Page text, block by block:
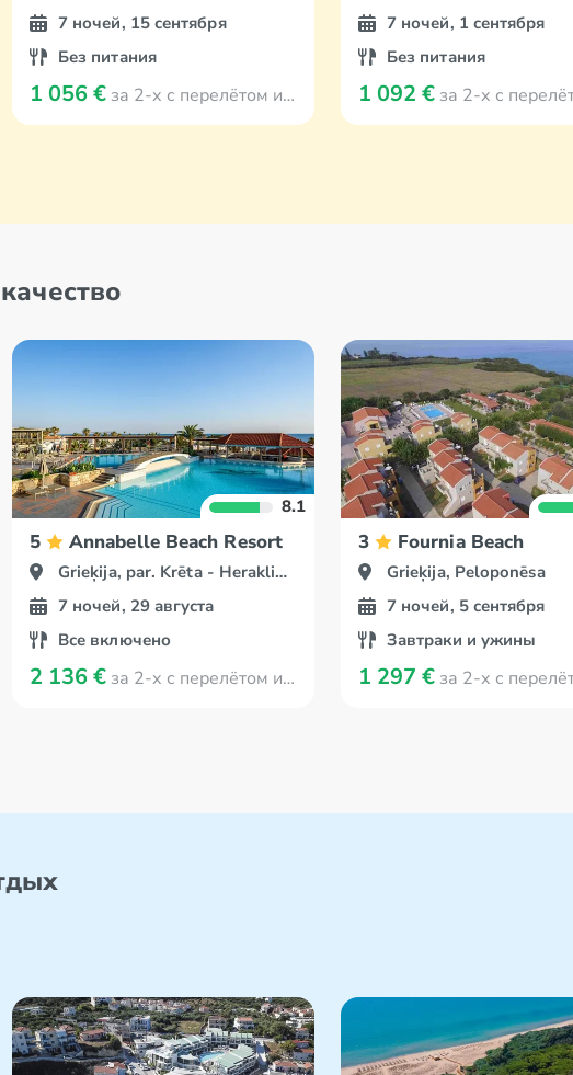
7 ночей, 15 сентября
Без питания
1 056 € за 2-х с перелётом из Viļņa
7 ночей, 1 сентября
Без питания
1 092 € за 2-х с перелётом
Resort & Spa
8.1
5 Annabelle Beach Resort
Grieķija, par. Krēta - Herakliona
7 ночей, 29 августа
Все включено
2 136 € за 2-х с перелётом из Viļņa
3 Fournia Beach
Grieķija, Peloponēsa
7 ночей, 5 сентября
Завтраки и ужины
1 297 € за 2-х с перелётом